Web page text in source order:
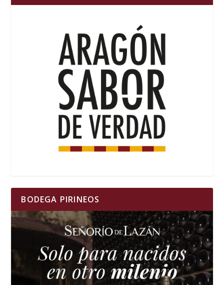
BODEGA PIRINEOS